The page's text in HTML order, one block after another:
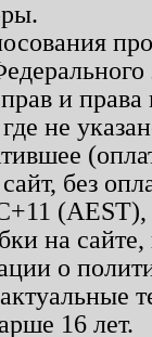
и
не
без
на
о
16 лет.